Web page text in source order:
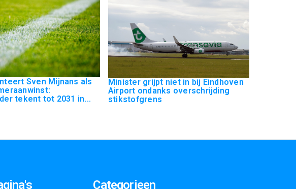
Sven Mijnans als
tekent tot 2031 in...
Minister grijpt niet in bij Eindhoven
Airport ondanks overschrijding
stikstofgrens
Categorieen